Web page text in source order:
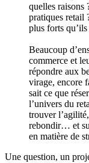
quelles
pratiques retail
plus forts qu’ils
Beaucoup
commerce et
répondre aux
virage, encore
sait ce que
l’univers du
trouver
rebondir… et
en matière de
Une question, un